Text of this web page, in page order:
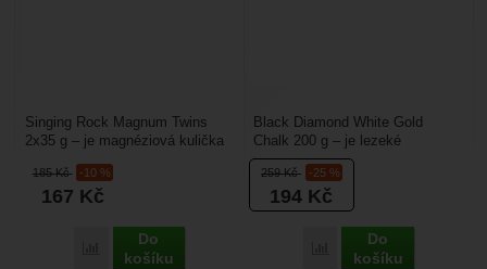
185Kč -10 %
167 Kč
Porovnat
Do
košíku
Singing Rock Magnum Twins
2x35 g – je magnéziová kulička
Magnéziová kulička...
259Kč -25 %
194 Kč
Porovnat
Do
košíku
Black Diamond White Gold
Chalk 200 g – je lezeké
magnésium, které vám vysuší
ruce při lezení a zabrání...